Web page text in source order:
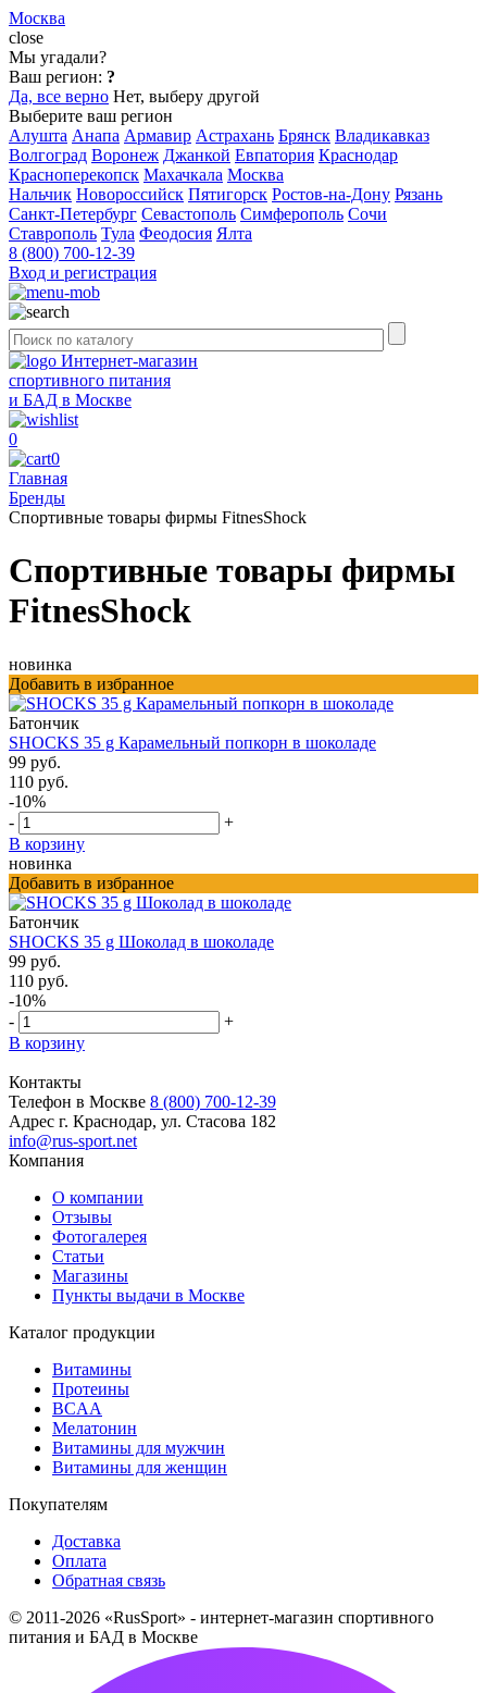
Москва
close
Мы угадали?
Ваш регион: ?
Да, все верно Нет, выберу другой
Выберите ваш регион
Алушта Анапа Армавир Астрахань Брянск Владикавказ
Волгоград Воронеж Джанкой Евпатория Краснодар
Красноперекопск Махачкала Москва
Нальчик Новороссийск Пятигорск Ростов-на-Дону Рязань
Санкт-Петербург Севастополь Симферополь Сочи
Ставрополь Тула Феодосия Ялта
8 (800) 700-12-39
Вход и регистрация
Интернет-магазин
спортивного питания
и БАД в Москве
0
0
Главная
Бренды
Спортивные товары фирмы FitnesShock
Спортивные товары фирмы
FitnesShock
новинка
Добавить в избранное
Батончик
SHOCKS 35 g Карамельный попкорн в шоколаде
99 руб.
110 руб.
-10%
-
+
В корзину
новинка
Добавить в избранное
Батончик
SHOCKS 35 g Шоколад в шоколаде
99 руб.
110 руб.
-10%
-
+
В корзину
Контакты
Телефон в Москве 8 (800) 700-12-39
Адрес г. Краснодар, ул. Стасова 182
info@rus-sport.net
Компания
О компании
Отзывы
Фотогалерея
Статьи
Магазины
Пункты выдачи в Москве
Каталог продукции
Витамины
Протеины
BCAA
Мелатонин
Витамины для мужчин
Витамины для женщин
Покупателям
Доставка
Оплата
Обратная связь
© 2011-2026 «RusSport» - интернет-магазин спортивного
питания и БАД в Москве